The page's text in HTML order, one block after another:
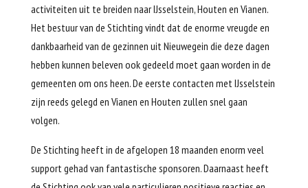
activiteiten uit te breiden naar IJsselstein, Houten en Vianen.
Het bestuur van de Stichting vindt dat de enorme vreugde en
dankbaarheid van de gezinnen uit Nieuwegein die deze dagen
hebben kunnen beleven ook gedeeld moet gaan worden in de
gemeenten om ons heen. De eerste contacten met IJsselstein
zijn reeds gelegd en Vianen en Houten zullen snel gaan
volgen.
De Stichting heeft in de afgelopen 18 maanden enorm veel
support gehad van fantastische sponsoren. Daarnaast heeft